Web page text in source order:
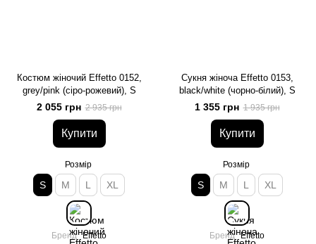
Костюм жіночий Effetto 0152,
grey/pink (сіро-рожевий), S
2 055 грн 2 935 грн
Купити
Розмір
S M L XL
Бренд Effetto
Сукня жіноча Effetto 0153,
black/white (чорно-білий), S
1 355 грн 1 935 грн
Купити
Розмір
S M L XL
Бренд Effetto